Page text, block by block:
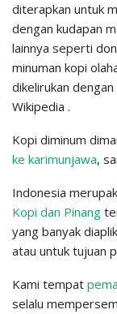
diterapkan untuk
dengan kudapan
lainnya seperti
minuman kopi
dikelirukan
Wikipedia .
Kopi diminum
ke karimunjawa,
Indonesia
Kopi dan Pinang
yang banyak
atau untuk tujuan
Kami tempat
selalu